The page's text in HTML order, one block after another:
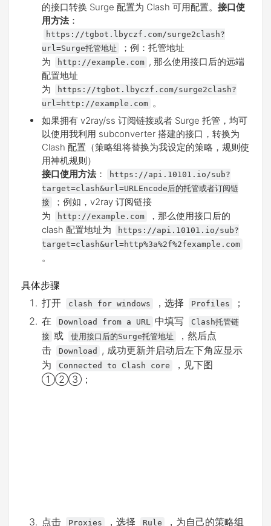
的接口转换 Surge 配置为 Clash 可用配置。 接口使
用方法：
https://tgbot.lbyczf.com/surge2clash?
url=Surge托管地址
；例：托管地址
为
http://example.com , 那么使用接口后的远端
配置地址
为
https://tgbot.lbyczf.com/surge2clash?
url=http://example.com 。
如果拥有 v2ray/ss 订阅链接或者 Surge 托管，均可
以使用我利用 subconverter 搭建的接口，转换为
Clash 配置（策略组将替换为我设定的策略，规则使
用神机规则）
接口使用方法：
https://api.10101.io/sub?
target=clash&url=URLEncode后的托管或者订阅链
接
；例如，v2ray 订阅链接
为
http://example.com
，那么使用接口后的
clash 配置地址为
https://api.10101.io/sub?
target=clash&url=http%3a%2f%2fexample.com
。
具体步骤
打开
clash for windows ，选择 Profiles
；
在
Download from a URL 中填写
Clash托管链
接 或 使用接口后的Surge托管地址
，然后点
击
Download
, 成功更新并启动后左下角应显示
为
Connected to Clash core
，见下图
①②③；
点击 Proxies ，选择 Rule ，为自己的策略组